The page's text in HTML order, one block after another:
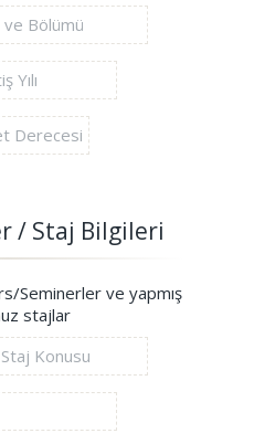
/ Staj Bilgileri
Seminerler ve yapmış
stajlar